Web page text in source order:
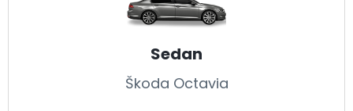
Sedan
Škoda Octavia